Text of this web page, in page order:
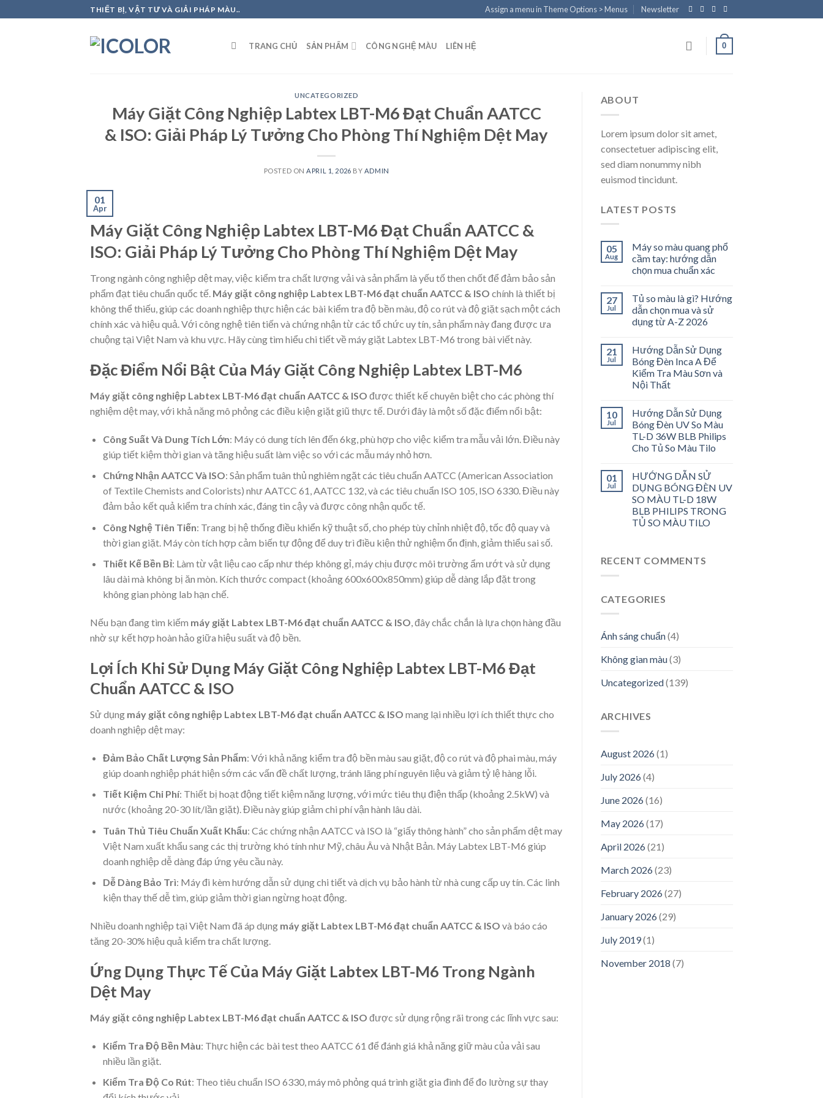
to
THIẾT BỊ, VẬT TƯ VÀ GIẢI PHÁP MÀU.. Assign a menu in Theme Options > Menus Newsletter
TRANG CHỦ SẢN PHẨM CÔNG NGHỆ MÀU LIÊN HỆ 0
UNCATEGORIZED
Máy Giặt Công Nghiệp Labtex LBT-M6 Đạt Chuẩn AATCC
& ISO: Giải Pháp Lý Tưởng Cho Phòng Thí Nghiệm Dệt May
POSTED ON APRIL 1, 2026 BY ADMIN
01
Apr
Máy Giặt Công Nghiệp Labtex LBT-M6 Đạt Chuẩn AATCC &
ISO: Giải Pháp Lý Tưởng Cho Phòng Thí Nghiệm Dệt May
Trong ngành công nghiệp dệt may, việc kiểm tra chất lượng vải và sản phẩm là yếu tố then chốt để đảm bảo sản
phẩm đạt tiêu chuẩn quốc tế. Máy giặt công nghiệp Labtex LBT-M6 đạt chuẩn AATCC & ISO chính là thiết bị
không thể thiếu, giúp các doanh nghiệp thực hiện các bài kiểm tra độ bền màu, độ co rút và độ giặt sạch một cách
chính xác và hiệu quả. Với công nghệ tiên tiến và chứng nhận từ các tổ chức uy tín, sản phẩm này đang được ưa
chuộng tại Việt Nam và khu vực. Hãy cùng tìm hiểu chi tiết về máy giặt Labtex LBT-M6 trong bài viết này.
Đặc Điểm Nổi Bật Của Máy Giặt Công Nghiệp Labtex LBT-M6
Máy giặt công nghiệp Labtex LBT-M6 đạt chuẩn AATCC & ISO được thiết kế chuyên biệt cho các phòng thí
nghiệm dệt may, với khả năng mô phỏng các điều kiện giặt giũ thực tế. Dưới đây là một số đặc điểm nổi bật:
Công Suất Và Dung Tích Lớn: Máy có dung tích lên đến 6kg, phù hợp cho việc kiểm tra mẫu vải lớn. Điều này
giúp tiết kiệm thời gian và tăng hiệu suất làm việc so với các mẫu máy nhỏ hơn.
Chứng Nhận AATCC Và ISO: Sản phẩm tuân thủ nghiêm ngặt các tiêu chuẩn AATCC (American Association
of Textile Chemists and Colorists) như AATCC 61, AATCC 132, và các tiêu chuẩn ISO 105, ISO 6330. Điều này
đảm bảo kết quả kiểm tra chính xác, đáng tin cậy và được công nhận quốc tế.
Công Nghệ Tiên Tiến: Trang bị hệ thống điều khiển kỹ thuật số, cho phép tùy chỉnh nhiệt độ, tốc độ quay và
thời gian giặt. Máy còn tích hợp cảm biến tự động để duy trì điều kiện thử nghiệm ổn định, giảm thiểu sai số.
Thiết Kế Bền Bỉ: Làm từ vật liệu cao cấp như thép không gỉ, máy chịu được môi trường ẩm ướt và sử dụng
lâu dài mà không bị ăn mòn. Kích thước compact (khoảng 600x600x850mm) giúp dễ dàng lắp đặt trong
không gian phòng lab hạn chế.
Nếu bạn đang tìm kiếm máy giặt Labtex LBT-M6 đạt chuẩn AATCC & ISO, đây chắc chắn là lựa chọn hàng đầu
nhờ sự kết hợp hoàn hảo giữa hiệu suất và độ bền.
Lợi Ích Khi Sử Dụng Máy Giặt Công Nghiệp Labtex LBT-M6 Đạt
Chuẩn AATCC & ISO
Sử dụng máy giặt công nghiệp Labtex LBT-M6 đạt chuẩn AATCC & ISO mang lại nhiều lợi ích thiết thực cho
doanh nghiệp dệt may:
Đảm Bảo Chất Lượng Sản Phẩm: Với khả năng kiểm tra độ bền màu sau giặt, độ co rút và độ phai màu, máy
giúp doanh nghiệp phát hiện sớm các vấn đề chất lượng, tránh lãng phí nguyên liệu và giảm tỷ lệ hàng lỗi.
Tiết Kiệm Chi Phí: Thiết bị hoạt động tiết kiệm năng lượng, với mức tiêu thụ điện thấp (khoảng 2.5kW) và
nước (khoảng 20-30 lít/lần giặt). Điều này giúp giảm chi phí vận hành lâu dài.
Tuân Thủ Tiêu Chuẩn Xuất Khẩu: Các chứng nhận AATCC và ISO là “giấy thông hành” cho sản phẩm dệt may
Việt Nam xuất khẩu sang các thị trường khó tính như Mỹ, châu Âu và Nhật Bản. Máy Labtex LBT-M6 giúp
doanh nghiệp dễ dàng đáp ứng yêu cầu này.
Dễ Dàng Bảo Trì: Máy đi kèm hướng dẫn sử dụng chi tiết và dịch vụ bảo hành từ nhà cung cấp uy tín. Các linh
kiện thay thế dễ tìm, giúp giảm thời gian ngừng hoạt động.
Nhiều doanh nghiệp tại Việt Nam đã áp dụng máy giặt Labtex LBT-M6 đạt chuẩn AATCC & ISO và báo cáo
tăng 20-30% hiệu quả kiểm tra chất lượng.
Ứng Dụng Thực Tế Của Máy Giặt Labtex LBT-M6 Trong Ngành
Dệt May
Máy giặt công nghiệp Labtex LBT-M6 đạt chuẩn AATCC & ISO được sử dụng rộng rãi trong các lĩnh vực sau:
Kiểm Tra Độ Bền Màu: Thực hiện các bài test theo AATCC 61 để đánh giá khả năng giữ màu của vải sau
nhiều lần giặt.
Kiểm Tra Độ Co Rút: Theo tiêu chuẩn ISO 6330, máy mô phỏng quá trình giặt gia đình để đo lường sự thay
ABOUT
Lorem ipsum dolor sit amet,
consectetuer adipiscing elit,
sed diam nonummy nibh
euismod tincidunt.
LATEST POSTS
05
Aug
Máy so màu quang phổ
cầm tay: hướng dẫn
chọn mua chuẩn xác
27
Jul
Tủ so màu là gì? Hướng
dẫn chọn mua và sử
dụng từ A-Z 2026
21
Jul
Hướng Dẫn Sử Dụng
Bóng Đèn Inca A Để
Kiểm Tra Màu Sơn và
Nội Thất
10
Jul
Hướng Dẫn Sử Dụng
Bóng Đèn UV So Màu
TL-D 36W BLB Philips
Cho Tủ So Màu Tilo
01
Jul
HƯỚNG DẪN SỬ
DỤNG BÓNG ĐÈN UV
SO MÀU TL-D 18W
BLB PHILIPS TRONG
TỦ SO MÀU TILO
RECENT COMMENTS
CATEGORIES
Ánh sáng chuẩn(4)
Không gian màu(3)
Uncategorized(139)
ARCHIVES
August 2026(1)
July 2026(4)
June 2026(16)
May 2026(17)
April 2026(21)
March 2026(23)
February 2026(27)
January 2026(29)
July 2019(1)
November 2018 (7)